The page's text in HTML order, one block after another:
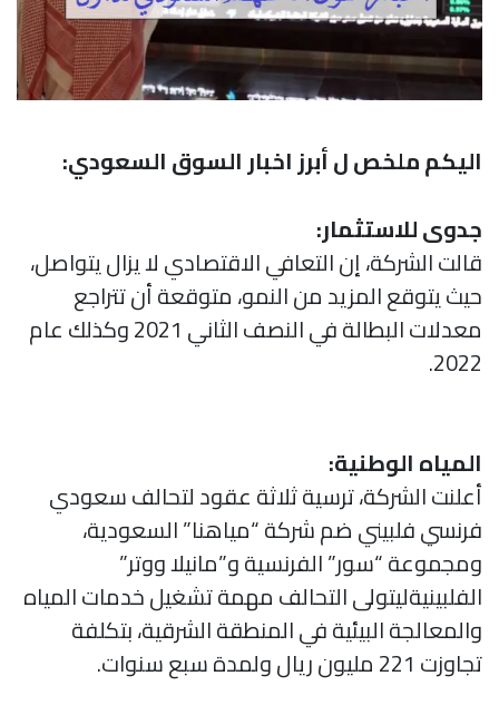
اليكم ملخص ل أبرز اخبار السوق السعودي:
جدوى للاستثمار:
قالت الشركة، إن التعافي الاقتصادي لا يزال يتواصل،
حيث يتوقع المزيد من النمو، متوقعة أن تتراجع
معدلات البطالة في النصف الثاني 2021 وكذلك عام
2022.
المياه الوطنية:
أعلنت الشركة، ترسية ثلاثة عقود لتحالف سعودي
فرنسي فلبيني ضم شركة “مياهنا” السعودية،
ومجموعة “سور” الفرنسية و”مانيلا ووتر”
الفلبينيةليتولى التحالف مهمة تشغيل خدمات المياه
والمعالجة البيئية في المنطقة الشرقية، بتكلفة
تجاوزت 221 مليون ريال ولمدة سبع سنوات.